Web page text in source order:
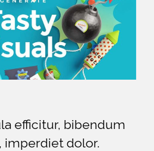
efficitur, bibendum
imperdiet dolor.